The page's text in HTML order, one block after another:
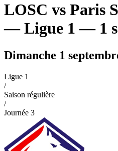
LOSC vs Paris
— Ligue 1 — 1
Dimanche 1
Ligue 1
/
Saison régulière
/
Journée 3